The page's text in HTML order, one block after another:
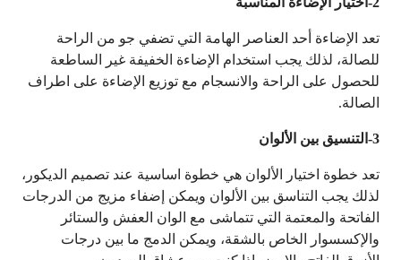
تعد الإضاءة أحد العناصر الهامة التي تضفي جو من الراحة
للصالة، لذلك يجب استخدام الإضاءة الخفيفة غير الساطعة
للحصول على الراحة والانسجام مع توزيع الإضاءة على اطراف
الصالة.
3-التنسيق بين الألوان
تعد خطوة اختيار الألوان هي خطوة اساسية عند تصميم الديكور،
لذلك يجب التناسق بين الألوان ويمكن إضفاء مزيج من الدرجات
الفاتحة والمعتمة التي تتماشى مع الوان العفش والستائر
والإكسسوار الخاص بالشقة، ويمكن الدمج ما بين درجات